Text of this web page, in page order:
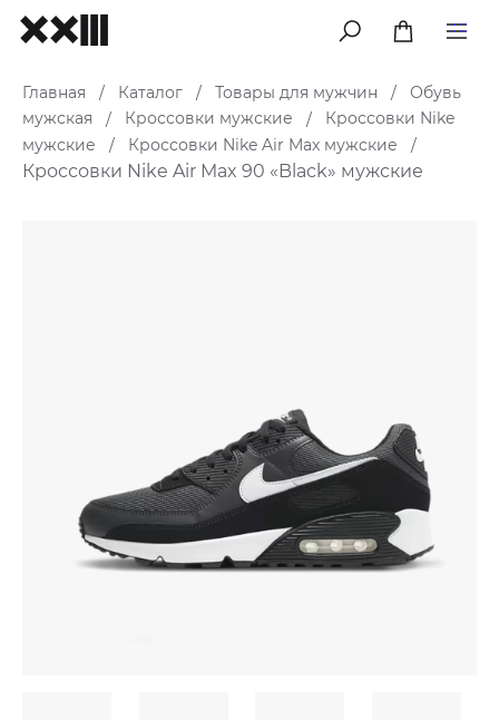
меню
Главная / Каталог / Товары для мужчин /
Обувь
мужская
/ Кроссовки мужские /
Кроссовки Nike
мужские
/ Кроссовки Nike Air Max мужские /
Кроссовки Nike Air Max 90 «Black» мужские